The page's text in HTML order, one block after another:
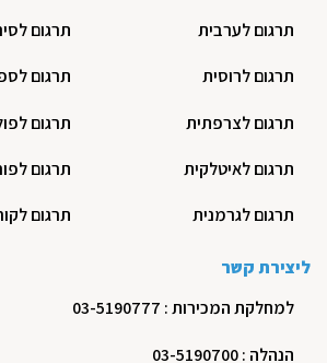
תרגום לערבית
תרגום לרוסית
תרגום לצרפתית
תרגום לאיטלקית
תרגום לגרמנית
תרגום
תרגום
תרגום
תרגום
תרגום
ליצירת קשר
למחלקת המכירות : 03-5190777
הנהלה : 03-5190700